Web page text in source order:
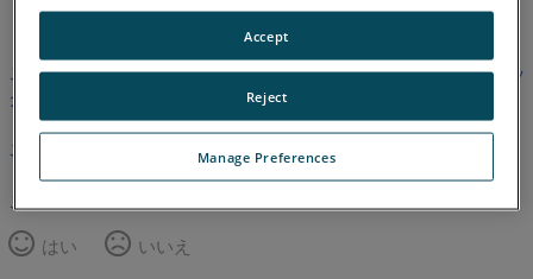
この記事は翻訳されていません。英語版を見るにはここをクリッ
クしてください。
このページのトップへ
この記事は役に立ちましたか？
はい
いいえ
Manage Preferences
Reject
Accept